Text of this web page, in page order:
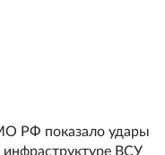
РФ показало удары
ВСУ